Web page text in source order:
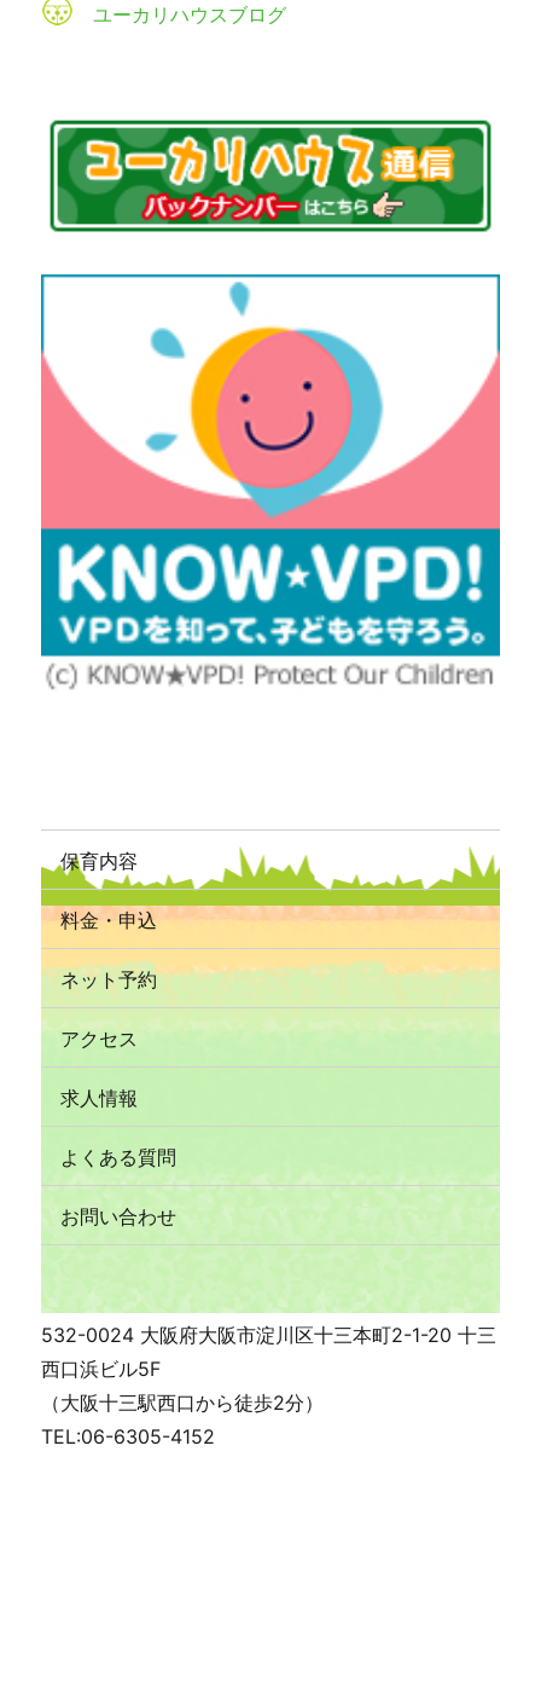
ユーカリハウスブログ
保育内容
料金・申込
ネット予約
アクセス
求人情報
よくある質問
お問い合わせ
532-0024 大阪府大阪市淀川区十三本町2-1-20 十三
西口浜ビル5F
（大阪十三駅西口から徒歩2分）
TEL:06-6305-4152